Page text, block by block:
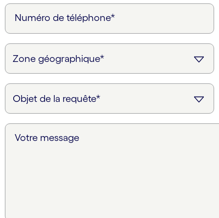
Numéro de téléphone*
Votre message